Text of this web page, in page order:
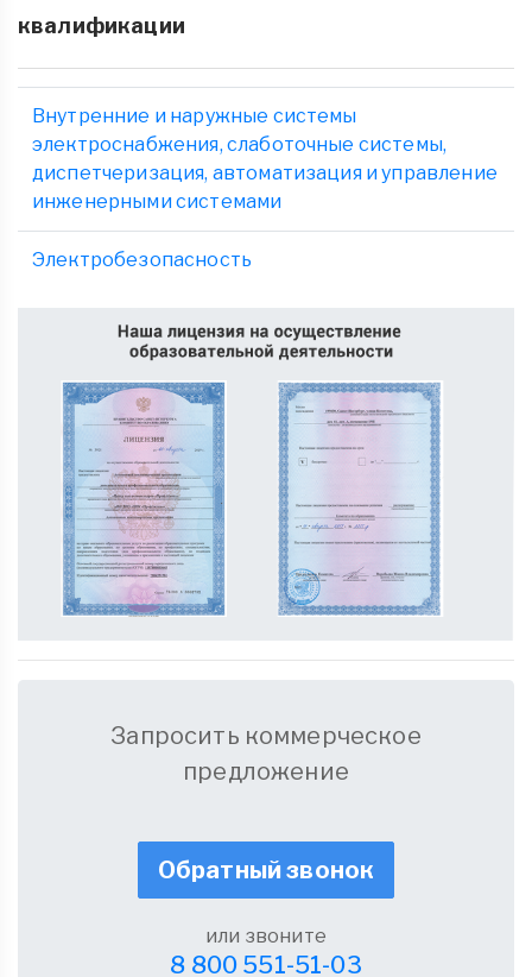
квалификации
Внутренние и наружные системы
электроснабжения, слаботочные системы,
диспетчеризация, автоматизация и управление
инженерными системами
Электробезопасность
Запросить коммерческое
предложение
Обратный звонок
или звоните
8 800 551-51-03